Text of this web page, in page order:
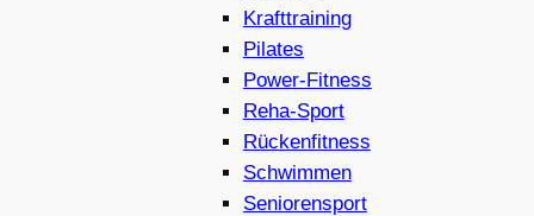
Krafttraining
Pilates
Power-Fitness
Reha-Sport
Rückenfitness
Schwimmen
Seniorensport